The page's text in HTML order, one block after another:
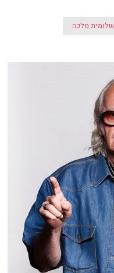
שלומית מלכה